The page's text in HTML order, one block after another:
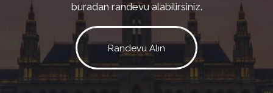
buradan randevu alabilirsiniz.
Randevu Alın